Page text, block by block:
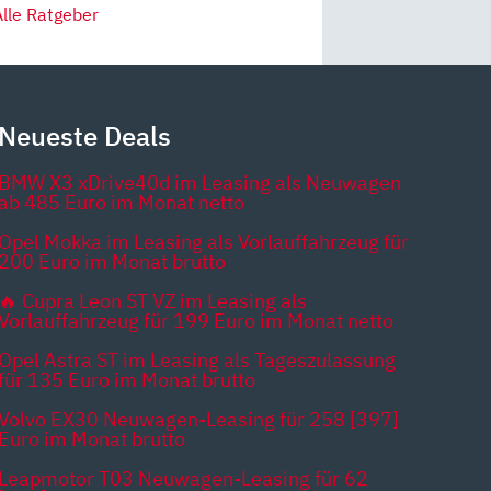
Ratgeber
Deals
X3 xDrive40d im Leasing als Neuwagen
485 Euro im Monat netto
Mokka im Leasing als Vorlauffahrzeug für
Euro im Monat brutto
Cupra Leon ST VZ im Leasing als
für 199 Euro im Monat netto
Astra ST im Leasing als Tageszulassung
135 Euro im Monat brutto
EX30 Neuwagen-Leasing für 258 [397]
im Monat brutto
T03 Neuwagen-Leasing für 62